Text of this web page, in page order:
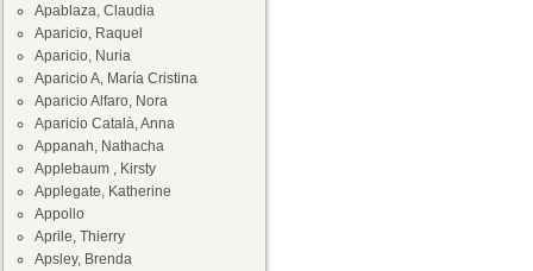
Apablaza, Claudia
Aparicio, Raquel
Aparicio, Nuria
Aparicio A, María Cristina
Aparicio Alfaro, Nora
Aparicio Català, Anna
Appanah, Nathacha
Applebaum , Kirsty
Applegate, Katherine
Appollo
Aprile, Thierry
Apsley, Brenda